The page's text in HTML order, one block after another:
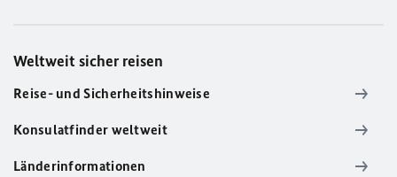
Weltweit sicher reisen
Reise- und Sicherheitshinweise
Konsulatfinder weltweit
Länderinformationen